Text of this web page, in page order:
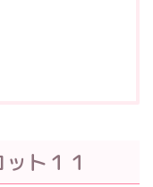
ト１１